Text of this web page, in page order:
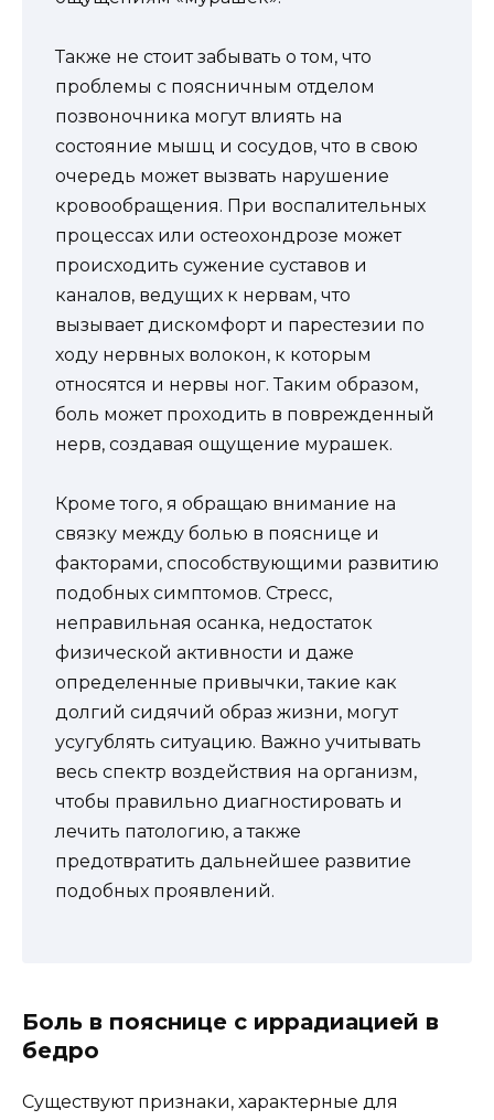
Также не стоит забывать о том, что
проблемы с поясничным отделом
позвоночника могут влиять на
состояние мышц и сосудов, что в свою
очередь может вызвать нарушение
кровообращения. При воспалительных
процессах или остеохондрозе может
происходить сужение суставов и
каналов, ведущих к нервам, что
вызывает дискомфорт и парестезии по
ходу нервных волокон, к которым
относятся и нервы ног. Таким образом,
боль может проходить в поврежденный
нерв, создавая ощущение мурашек.
Кроме того, я обращаю внимание на
связку между болью в пояснице и
факторами, способствующими развитию
подобных симптомов. Стресс,
неправильная осанка, недостаток
физической активности и даже
определенные привычки, такие как
долгий сидячий образ жизни, могут
усугублять ситуацию. Важно учитывать
весь спектр воздействия на организм,
чтобы правильно диагностировать и
лечить патологию, а также
предотвратить дальнейшее развитие
подобных проявлений.
Боль в пояснице с иррадиацией в
бедро
Существуют признаки, характерные для